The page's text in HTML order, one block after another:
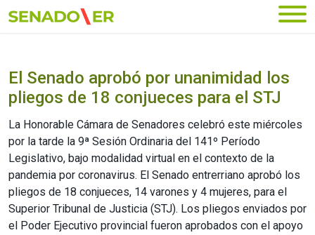
Ir al menú principal
El Senado aprobó por unanimidad los
pliegos de 18 conjueces para el STJ
La Honorable Cámara de Senadores celebró este miércoles
por la tarde la 9ª Sesión Ordinaria del 141º Período
Legislativo, bajo modalidad virtual en el contexto de la
pandemia por coronavirus. El Senado entrerriano aprobó los
pliegos de 18 conjueces, 14 varones y 4 mujeres, para el
Superior Tribunal de Justicia (STJ). Los pliegos enviados por
el Poder Ejecutivo provincial fueron aprobados con el apoyo